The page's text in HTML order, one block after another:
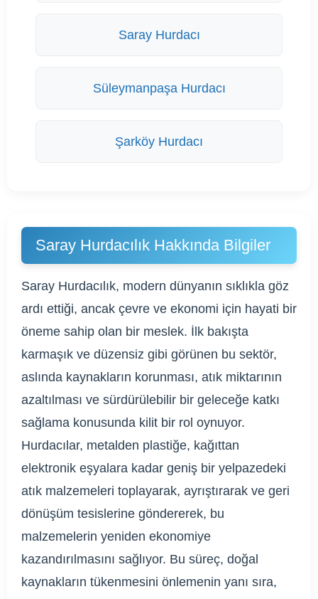
Saray Hurdacı
Süleymanpaşa Hurdacı
Şarköy Hurdacı
Saray Hurdacılık Hakkında Bilgiler
Saray Hurdacılık, modern dünyanın sıklıkla göz
ardı ettiği, ancak çevre ve ekonomi için hayati bir
öneme sahip olan bir meslek. İlk bakışta
karmaşık ve düzensiz gibi görünen bu sektör,
aslında kaynakların korunması, atık miktarının
azaltılması ve sürdürülebilir bir geleceğe katkı
sağlama konusunda kilit bir rol oynuyor.
Hurdacılar, metalden plastiğe, kağıttan
elektronik eşyalara kadar geniş bir yelpazedeki
atık malzemeleri toplayarak, ayrıştırarak ve geri
dönüşüm tesislerine göndererek, bu
malzemelerin yeniden ekonomiye
kazandırılmasını sağlıyor. Bu süreç, doğal
kaynakların tükenmesini önlemenin yanı sıra,